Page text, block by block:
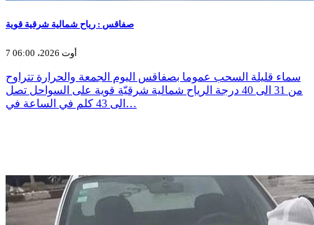
صفاقس : رياح شمالية شرقية قوية
7 أوت 2026، 06:00
سماء قليلة السحب عموما بصفاقس اليوم الجمعة والحرارة تتراوح
من 31 الى 40 درجة الرياح شمالية شرقيّة قوية على السواحل تصل
الى 43 كلم في الساعة في…